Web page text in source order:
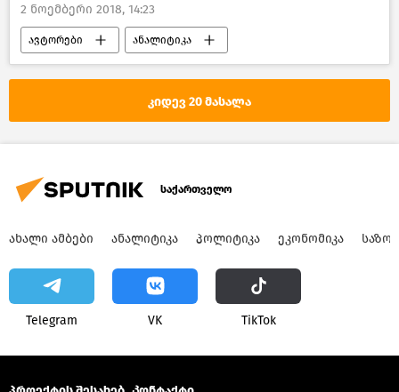
2 ნოემბერი 2018, 14:23
ავტორები ანალიტიკა
კიდევ 20 მასალა
საქართველო
ᲐᲮᲐᲚᲘ ᲐᲛᲑᲔᲑᲘ ᲐᲜᲐᲚᲘᲢᲘᲙᲐ ᲞᲝᲚᲘᲢᲘᲙᲐ ᲔᲙᲝᲜᲝᲛᲘᲙᲐ
Telegram VK ТikТоk